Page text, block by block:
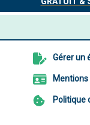
Gérer un
Mentions
Politique